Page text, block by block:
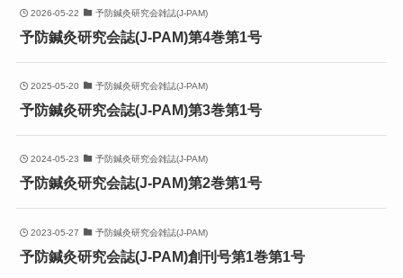
2026-05-22 予防鍼灸研究会雑誌(J-PAM)
予防鍼灸研究会誌(J-PAM)第4巻第1号
2025-05-20 予防鍼灸研究会雑誌(J-PAM)
予防鍼灸研究会誌(J-PAM)第3巻第1号
2024-05-23 予防鍼灸研究会雑誌(J-PAM)
予防鍼灸研究会誌(J-PAM)第2巻第1号
2023-05-27 予防鍼灸研究会雑誌(J-PAM)
予防鍼灸研究会誌(J-PAM)創刊号第1巻第1号